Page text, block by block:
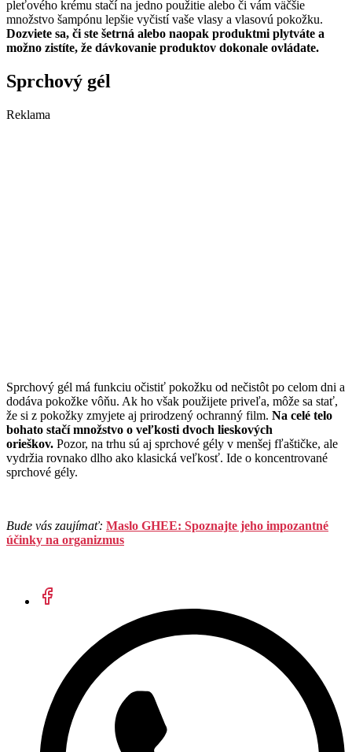
pleťového krému stačí na jedno použitie alebo či vám väčšie
množstvo šampónu lepšie vyčistí vaše vlasy a vlasovú pokožku.
Dozviete sa, či ste šetrná alebo naopak produktmi plytváte a
možno zistíte, že dávkovanie produktov dokonale ovládate.
Sprchový gél
Reklama
Sprchový gél má funkciu očistiť pokožku od nečistôt po celom dni a
dodáva pokožke vôňu. Ak ho však použijete priveľa, môže sa stať,
že si z pokožky zmyjete aj prirodzený ochranný film. Na celé telo
bohato stačí množstvo o veľkosti dvoch lieskových
orieškov. Pozor, na trhu sú aj sprchové gély v menšej fľaštičke, ale
vydržia rovnako dlho ako klasická veľkosť. Ide o koncentrované
sprchové gély.
Bude vás zaujímať: Maslo GHEE: Spoznajte jeho impozantné
účinky na organizmus